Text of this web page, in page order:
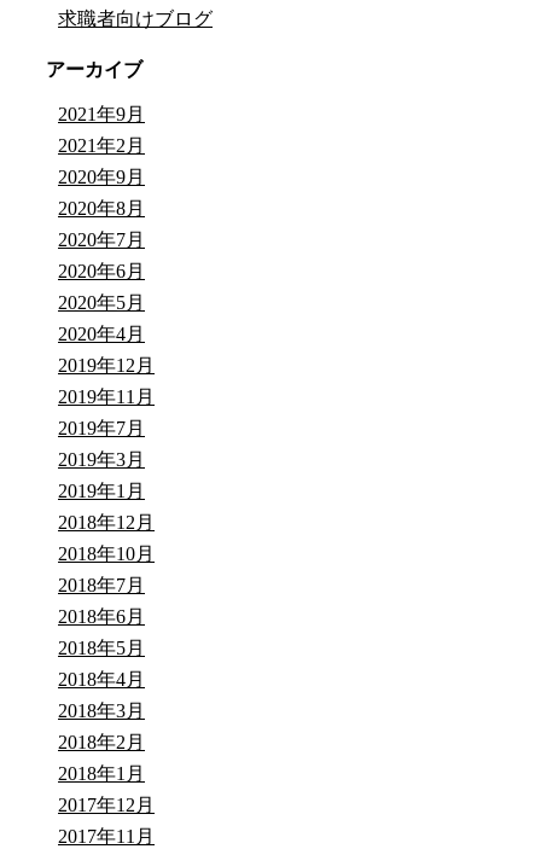
求職者向けブログ
アーカイブ
2021年9月
2021年2月
2020年9月
2020年8月
2020年7月
2020年6月
2020年5月
2020年4月
2019年12月
2019年11月
2019年7月
2019年3月
2019年1月
2018年12月
2018年10月
2018年7月
2018年6月
2018年5月
2018年4月
2018年3月
2018年2月
2018年1月
2017年12月
2017年11月